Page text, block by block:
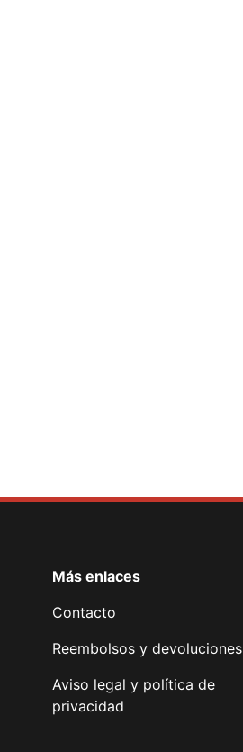
Más enlaces
Contacto
Reembolsos y devoluciones
Aviso legal y política de
privacidad